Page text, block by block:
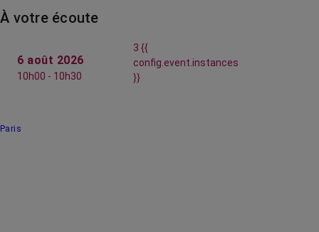
À votre écoute
6 août 2026
10h00 - 10h30
3 {{
config.event.instances
}}
Paris